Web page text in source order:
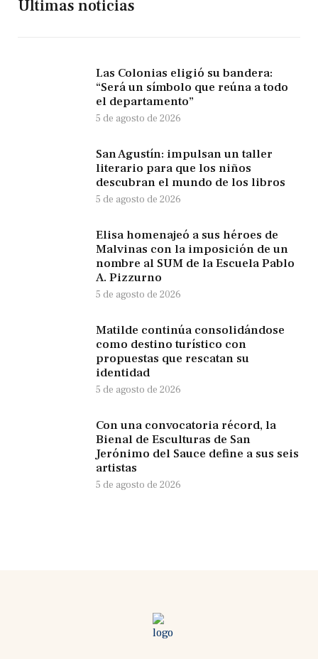
Últimas noticias
Las Colonias eligió su bandera:
“Será un símbolo que reúna a todo
el departamento”
5 de agosto de 2026
San Agustín: impulsan un taller
literario para que los niños
descubran el mundo de los libros
5 de agosto de 2026
Elisa homenajeó a sus héroes de
Malvinas con la imposición de un
nombre al SUM de la Escuela Pablo
A. Pizzurno
5 de agosto de 2026
Matilde continúa consolidándose
como destino turístico con
propuestas que rescatan su
identidad
5 de agosto de 2026
Con una convocatoria récord, la
Bienal de Esculturas de San
Jerónimo del Sauce define a sus seis
artistas
5 de agosto de 2026